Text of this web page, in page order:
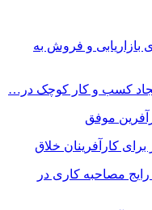
بازاریابی و فروش به
استخدامی: ۱۷۸ سوال رایج مصاحبه کاری در